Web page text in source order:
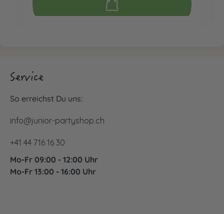
Service
So erreichst Du uns:
info@junior-partyshop.ch
+41 44 716 16 30
Mo-Fr 09:00 - 12:00 Uhr
Mo-Fr 13:00 - 16:00 Uhr